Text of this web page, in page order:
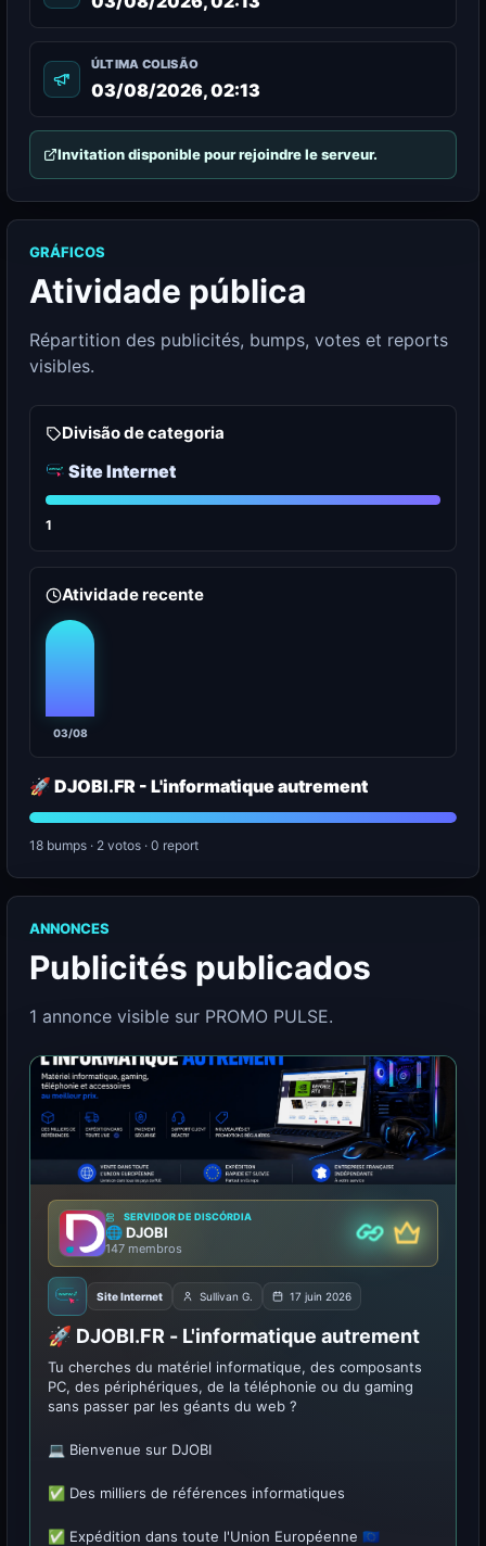
ÚLTIMA COLISÃO
03/08/2026, 02:13
Invitation disponible pour rejoindre le serveur.
GRÁFICOS
Atividade pública
Répartition des publicités, bumps, votes et reports
visibles.
Divisão de categoria
Site Internet
1
Atividade recente
03/08
🚀 DJOBI.FR - L'informatique autrement
18 bumps · 2 votos · 0 report
ANNONCES
Publicités publicados
1 annonce visible sur PROMO PULSE.
SERVIDOR DE DISCÓRDIA
🌐 DJOBI
147 membros
ParceiroPrêmio
Site Internet Sullivan G. 17 juin 2026
🚀 DJOBI.FR - L'informatique autrement
Tu cherches du matériel informatique, des composants
PC, des périphériques, de la téléphonie ou du gaming
sans passer par les géants du web ?
💻 Bienvenue sur DJOBI
✅ Des milliers de références informatiques
✅ Expédition dans toute l'Union Européenne 🇪🇺